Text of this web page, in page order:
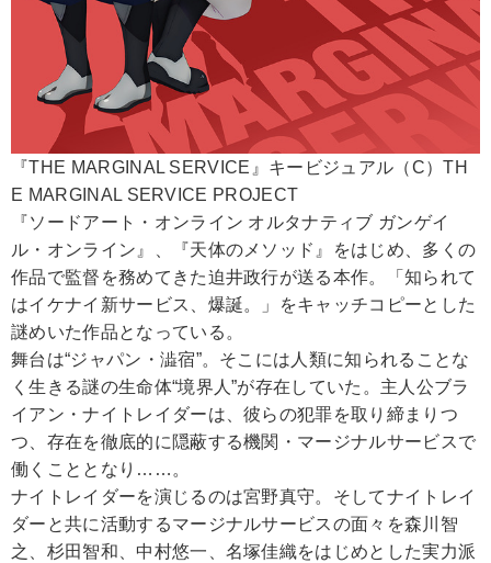
『THE MARGINAL SERVICE』キービジュアル（C）TH
E MARGINAL SERVICE PROJECT
『ソードアート・オンライン オルタナティブ ガンゲイ
ル・オンライン』、『天体のメソッド』をはじめ、多くの
作品で監督を務めてきた迫井政行が送る本作。「知られて
はイケナイ新サービス、爆誕。」をキャッチコピーとした
謎めいた作品となっている。
舞台は“ジャパン・澁宿”。そこには人類に知られることな
く生きる謎の生命体“境界人”が存在していた。主人公ブラ
イアン・ナイトレイダーは、彼らの犯罪を取り締まりつ
つ、存在を徹底的に隠蔽する機関・マージナルサービスで
働くこととなり……。
ナイトレイダーを演じるのは宮野真守。そしてナイトレイ
ダーと共に活動するマージナルサービスの面々を森川智
之、杉田智和、中村悠一、名塚佳織をはじめとした実力派